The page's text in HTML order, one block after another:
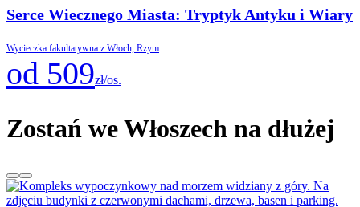
Serce Wiecznego Miasta: Tryptyk Antyku i Wiary
Wycieczka fakultatywna z Włoch, Rzym
od 509zł/os.
Zostań we Włoszech na dłużej